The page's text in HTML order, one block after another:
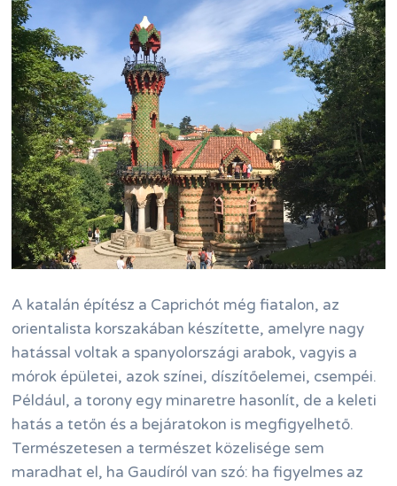
A katalán építész a Caprichót még fiatalon, az
orientalista korszakában készítette, amelyre nagy
hatással voltak a spanyolországi arabok, vagyis a
mórok épületei, azok színei, díszítőelemei, csempéi.
Például, a torony egy minaretre hasonlít, de a keleti
hatás a tetőn és a bejáratokon is megfigyelhető.
Természetesen a természet közelisége sem
maradhat el, ha Gaudíról van szó: ha figyelmes az